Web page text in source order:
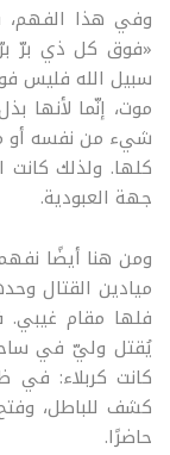
وفي هذا الفهم،
«فوق كل ذي برّ
سبيل الله فليس
موت، إنّما لأنها
شيء من نفسه أو
كلها. ولذلك
جهة العبودية.
ومن هنا أيضًا
ميادين القتال
فلها مقام
يُقتل وليّ في
كانت كربلاء:
كشف للباطل، وفتح
حاضرًا.